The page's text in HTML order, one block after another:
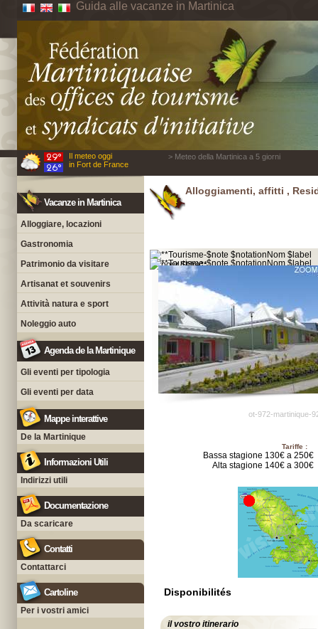
Guida alle vacanze in Martinica
Il meteo oggi
in Fort de France
> Meteo della Martinica a 5 giorni
Vacanze in Martinica
Alloggiare, locazioni
Gastronomia
Patrimonio da visitare
Artisanat et souvenirs
Attività natura e sport
Noleggio auto
Agenda de la Martinique
Gli eventi per tipologia
Gli eventi per data
Mappe interattive
De la Martinique
Informazioni Utili
Indirizzi utili
Documentazione
Da scaricare
Contatti
Contattarci
Cartoline
Per i vostri amici
Alloggiamenti, affitti ,
ot-972-martinique-
Tariffe :
Bassa stagione 130€ a 250€
Alta stagione 140€ a 300€
Disponibilités
il vostro itinerario